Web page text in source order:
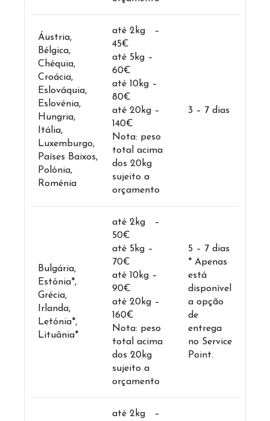
Áustria,
Bélgica,
Chéquia,
Croácia,
Eslováquia,
Eslovénia,
Hungria,
Itália,
Luxemburgo,
Países Baixos,
Polónia,
Roménia
até 2kg –
45€
até 5kg –
60€
até 10kg –
80€
até 20kg –
140€
Nota: peso
total acima
dos 20kg
sujeito a
orçamento
3 – 7 dias
Bulgária,
Estónia*,
Grécia,
Irlanda,
Letónia*,
Lituânia*
até 2kg –
50€
até 5kg –
70€
até 10kg –
90€
até 20kg –
160€
Nota: peso
total acima
dos 20kg
sujeito a
orçamento
5 – 7 dias
* Apenas
está
disponível
a opção
de
entrega
no Service
Point.
até 2kg –